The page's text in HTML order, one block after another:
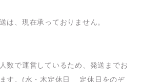
は、現在承っておりません。
数で運営しているため、発送までお
す。(水・木定休日 _ 定休日をのぞ